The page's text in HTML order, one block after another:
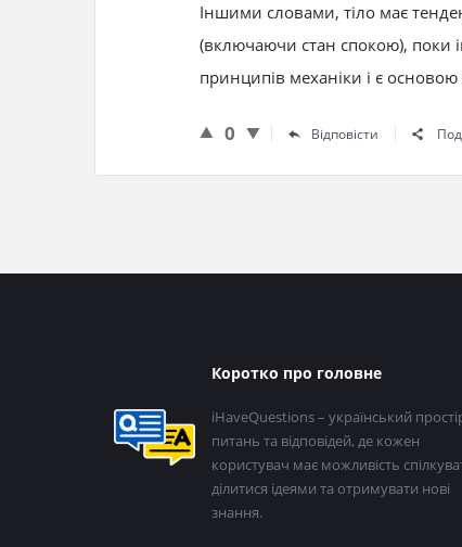
Іншими словами, тіло має
(включаючи стан спокою), поки
принципів механіки і є основою
0 Відповісти
колонтитул
Коротко про головне
iHaveQuestions – український
питань та відповідей, де кожен
користувач має можливість
ділитися ідеями та отримувати нові
знання.